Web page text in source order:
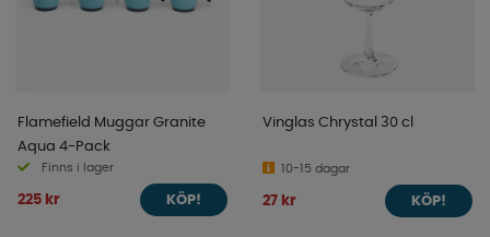
Flamefield Muggar Granite
Aqua 4-Pack
Finns i lager
225 kr KÖP!
Vinglas Chrystal 30 cl
10-15 dagar
27 kr KÖP!